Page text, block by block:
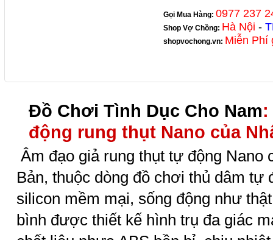
Gọi Mua Hàng: 0977 237
Shop Vợ Chồng: Hà Nội -
shopvochong.vn: Miễn Phí
Đồ Chơi Tình Dục Cho Nam:
động rung thụt Nano của
Âm đạo giả rung thụt tự động Nano
Bản, thuộc dòng đồ chơi thủ dâm tự
silicon mềm mại, sống động như
bình được thiết kế hình trụ đa giác